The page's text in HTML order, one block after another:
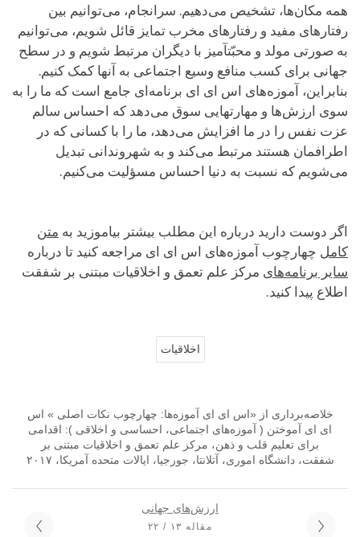
همه مکان‌ها، تشخیص می‌دهیم. سرانجام، می‌توانیم بین
رفتارهای مفید و رفتارهای مخرب تمایز قائل شویم، می‌توانیم
به صورتی مولد و محبّتآمیز با دیگران مرتبط شویم و در سطح
جهانی برای کسب منافع وسیع اجتماعی به آنها کمک کنیم.
بنابراین، آموزه‌های اس ای ای برنامه‌ای جامع است که ما را به
سوی ارزش‌ها و مهارتهایی سوق می‌دهد که احساس سالم
عزت نفس را در ما افزایش می‌دهد، ما را با کسانی که در
اطرافمان هستند مرتبط می‌کند و به شهروندانی تبدیل
می‌شویم که نسبت به دنیا احساس مسؤلیت می‌کنیم.
اگر دوست دارید درباره این مطلب بیشتر بیاموزید به متن
کامل چهارچوب آموزه‌های اس ای ای مراجعه کنید تا درباره
سایر برنامه‌های مرکز علم تعمق و اخلاقیات مبتنی بر شفقت
اطلاع پیدا کنید.
اخلاقیات
خلاصه‌برداری از «اس ای ای آموزه‌ها: چهارچوب نکات اصلی » اس
ای ای آموختن ( آموزه‌های اجتماعی، احساسی و اخلاقی ): اقدامی
برای تعلیم قلب و ذهن، مرکز علم تعمق و اخلاقیات مبتنی بر
شفقت، دانشگاه اموری، آتلانتا، جورجیا، ایالات متحده آمریکا، ۲۰۱۷
ارزش‌های جهانی
مقاله ۱۳ / ۲۲